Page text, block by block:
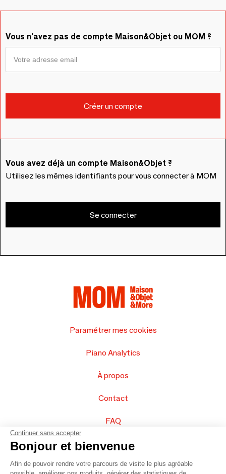
Vous n'avez pas de compte Maison&Objet ou MOM ?
Vous avez déjà un compte Maison&Objet ?
Utilisez les mêmes identifiants pour vous connecter à MOM
Se connecter
Paramétrer mes cookies
Piano Analytics
À propos
Contact
FAQ
Vendez vos produits
Plan du site
Continuer sans accepter
Bonjour et bienvenue
Afin de pouvoir rendre votre parcours de visite le plus agréable